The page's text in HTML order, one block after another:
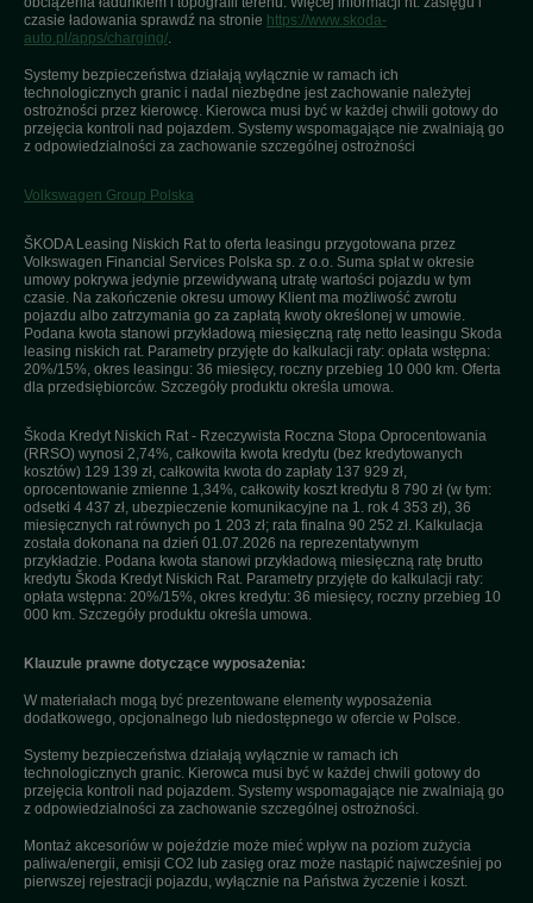
czasie ładowania sprawdź na stronie https://www.skoda-
auto.pl/apps/charging/.
Systemy bezpieczeństwa działają wyłącznie w ramach ich
technologicznych granic i nadal niezbędne jest zachowanie należytej
ostrożności przez kierowcę. Kierowca musi być w każdej chwili gotowy do
przejęcia kontroli nad pojazdem. Systemy wspomagające nie zwalniają go
z odpowiedzialności za zachowanie szczególnej ostrożności
Volkswagen Group Polska
ŠKODA Leasing Niskich Rat to oferta leasingu przygotowana przez
Volkswagen Financial Services Polska sp. z o.o. Suma spłat w okresie
umowy pokrywa jedynie przewidywaną utratę wartości pojazdu w tym
czasie. Na zakończenie okresu umowy Klient ma możliwość zwrotu
pojazdu albo zatrzymania go za zapłatą kwoty określonej w umowie.
Podana kwota stanowi przykładową miesięczną ratę netto leasingu Skoda
leasing niskich rat. Parametry przyjęte do kalkulacji raty: opłata wstępna:
20%/15%, okres leasingu: 36 miesięcy, roczny przebieg 10 000 km. Oferta
dla przedsiębiorców. Szczegóły produktu określa umowa.
Škoda Kredyt Niskich Rat - Rzeczywista Roczna Stopa Oprocentowania
(RRSO) wynosi 2,74%, całkowita kwota kredytu (bez kredytowanych
kosztów) 129 139 zł, całkowita kwota do zapłaty 137 929 zł,
oprocentowanie zmienne 1,34%, całkowity koszt kredytu 8 790 zł (w tym:
odsetki 4 437 zł, ubezpieczenie komunikacyjne na 1. rok 4 353 zł), 36
miesięcznych rat równych po 1 203 zł; rata finalna 90 252 zł. Kalkulacja
została dokonana na dzień 01.07.2026 na reprezentatywnym
przykładzie. Podana kwota stanowi przykładową miesięczną ratę brutto
kredytu Škoda Kredyt Niskich Rat. Parametry przyjęte do kalkulacji raty:
opłata wstępna: 20%/15%, okres kredytu: 36 miesięcy, roczny przebieg 10
000 km. Szczegóły produktu określa umowa.
Klauzule prawne dotyczące wyposażenia:
W materiałach mogą być prezentowane elementy wyposażenia
dodatkowego, opcjonalnego lub niedostępnego w ofercie w Polsce.
Systemy bezpieczeństwa działają wyłącznie w ramach ich
technologicznych granic. Kierowca musi być w każdej chwili gotowy do
przejęcia kontroli nad pojazdem. Systemy wspomagające nie zwalniają go
z odpowiedzialności za zachowanie szczególnej ostrożności.
Montaż akcesoriów w pojeździe może mieć wpływ na poziom zużycia
paliwa/energii, emisji CO2 lub zasięg oraz może nastąpić najwcześniej po
pierwszej rejestracji pojazdu, wyłącznie na Państwa życzenie i koszt.